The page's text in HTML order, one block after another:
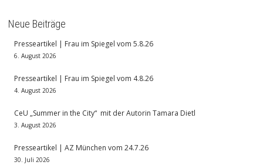
Neue Beiträge
Presseartikel | Frau im Spiegel vom 5.8.26
6. August 2026
Presseartikel | Frau im Spiegel vom 4.8.26
4. August 2026
CeU „Summer in the City“ mit der Autorin Tamara Dietl
3. August 2026
Presseartikel | AZ München vom 24.7.26
30. Juli 2026